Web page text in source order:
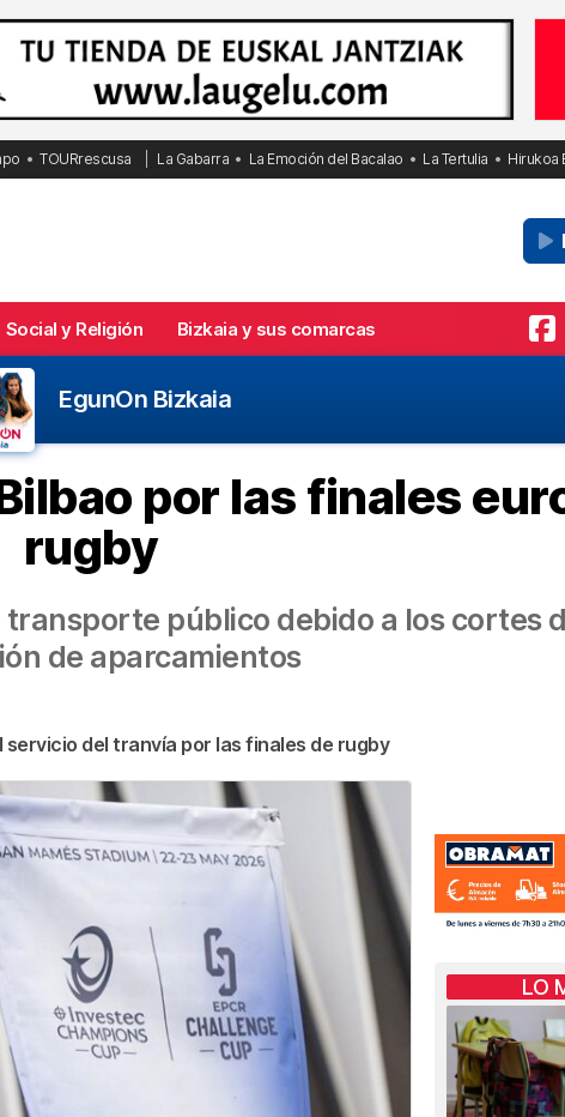
TOURrescusa La Gabarra La Emoción del Bacalao La Tertulia Hirukoa
Social y Religión Bizkaia y sus comarcas
EgunOn Bizkaia
por las finales
rugby
público debido a los cortes
de aparcamientos
del tranvía por las finales de rugby
LO